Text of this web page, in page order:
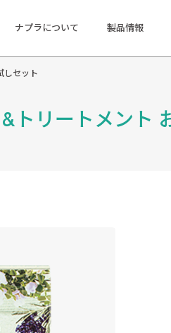
ナプラについて 製品情報
トリートメント
しセット